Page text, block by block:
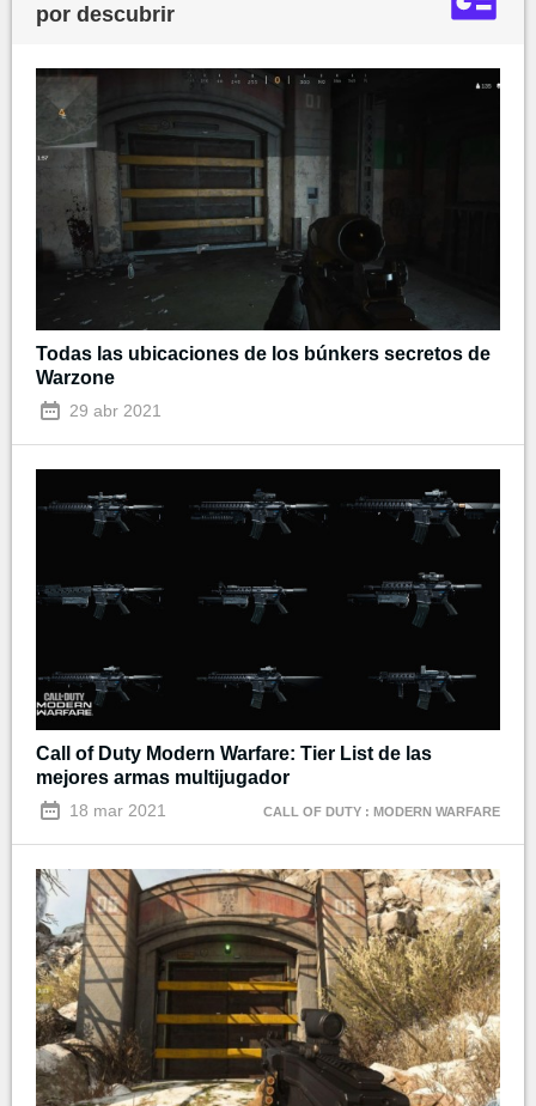
por descubrir
Todas las ubicaciones de los búnkers secretos de
Warzone
29 abr 2021
Call of Duty Modern Warfare: Tier List de las
mejores armas multijugador
18 mar 2021 CALL OF DUTY : MODERN WARFARE